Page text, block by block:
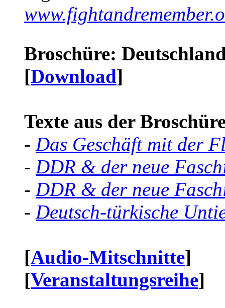
Broschüre:
[Download]
Texte aus der
- Das Geschäft mit der
- DDR & der neue
- DDR & der neue
- Deutsch-türkische
[Audio-Mitschnitte]
[Veranstaltungsreihe]